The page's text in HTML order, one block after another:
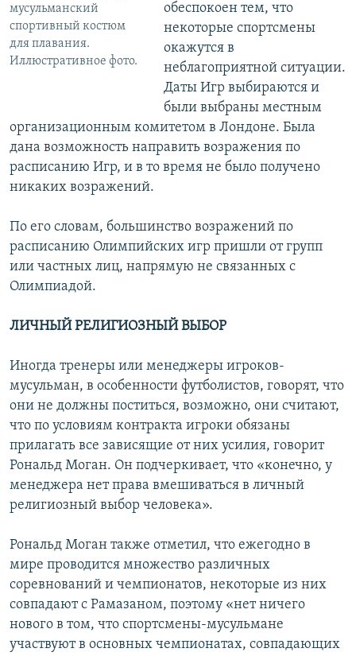
мусульманский
спортивный костюм
для плавания.
Иллюстративное фото.
обеспокоен тем, что
некоторые спортсмены
окажутся в
неблагоприятной ситуации.
Даты Игр выбираются и
были выбраны местным
организационным комитетом в Лондоне. Была
дана возможность направить возражения по
расписанию Игр, и в то время не было получено
никаких возражений.
По его словам, большинство возражений по
расписанию Олимпийских игр пришли от групп
или частных лиц, напрямую не связанных с
Олимпиадой.
ЛИЧНЫЙ РЕЛИГИОЗНЫЙ ВЫБОР
Иногда тренеры или менеджеры игроков-
мусульман, в особенности футболистов, говорят, что
они не должны поститься, возможно, они считают,
что по условиям контракта игроки обязаны
прилагать все зависящие от них усилия, говорит
Рональд Моган. Он подчеркивает, что «конечно, у
менеджера нет права вмешиваться в личный
религиозный выбор человека».
Рональд Моган также отметил, что ежегодно в
мире проводится множество различных
соревнований и чемпионатов, некоторые из них
совпадают с Рамазаном, поэтому «нет ничего
нового в том, что спортсмены-мусульмане
участвуют в основных чемпионатах, совпадающих